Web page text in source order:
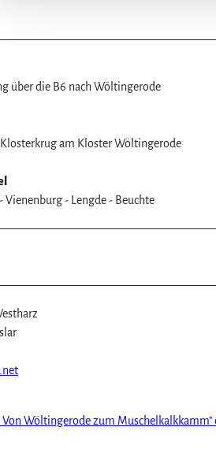
über die B6 nach Wöltingerode
am Kloster Wöltingerode
Vienenburg - Lengde - Beuchte
Von Wöltingerode zum Muschelkalkkamm"